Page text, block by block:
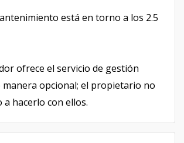
está en torno a los 2.5
ofrece el servicio de gestión
manera opcional; el propietario no
hacerlo con ellos.